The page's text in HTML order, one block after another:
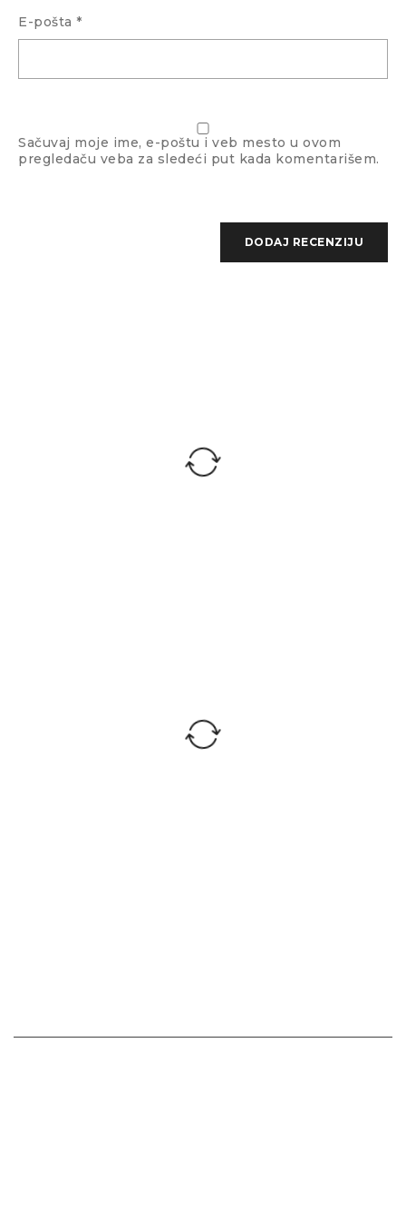
Boja stakla
E-pošta *
Sačuvaj moje ime, e-poštu i veb mesto u ovom
pregledaču veba za sledeći put kada komentarišem.